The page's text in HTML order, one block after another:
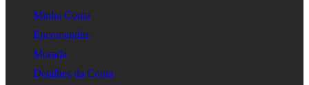
Minha Conta
Encomendas
Morada
Detalhes da Conta